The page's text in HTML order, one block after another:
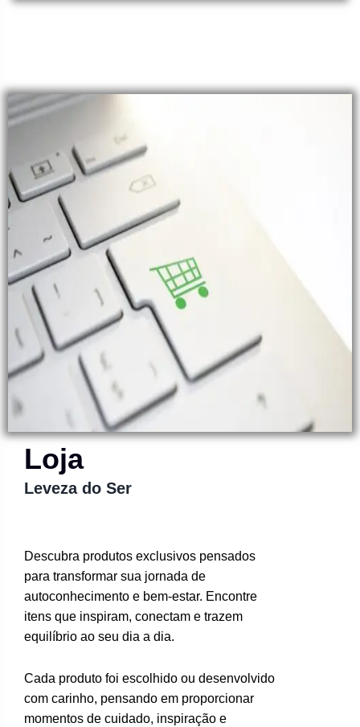
Loja
Leveza do Ser
Descubra produtos exclusivos pensados
para transformar sua jornada de
autoconhecimento e bem-estar. Encontre
itens que inspiram, conectam e trazem
equilíbrio ao seu dia a dia.
Cada produto foi escolhido ou desenvolvido
com carinho, pensando em proporcionar
momentos de cuidado, inspiração e